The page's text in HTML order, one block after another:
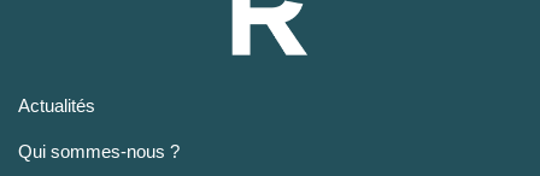
Actualités
Qui sommes-nous ?